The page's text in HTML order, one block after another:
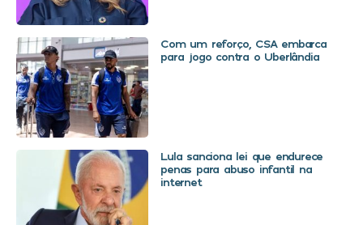
Com um reforço, CSA embarca
para jogo contra o Uberlândia
Lula sanciona lei que endurece
penas para abuso infantil na
internet